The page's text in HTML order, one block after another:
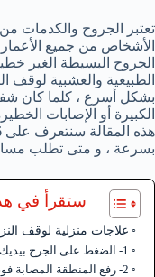
تعتبر الجروح والكدمات
الأشخاص من جميع
الجروح البسيطة الغير
الطبيعية والعشبية لوقف
بشكل أسرع ، كلما كان
الكبيرة أو الإصابات
بسرعة ، و متى تطلب
ستقرأ في
علاجات منزلية لوقف
1- الضغط على الجرح بيديك
2- رفع المنطقة المصابة فوق القلب